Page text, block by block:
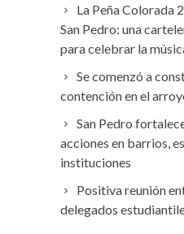
La Peña Colorada
San Pedro: una
para celebrar la
Se comenzó a
contención en el
San Pedro
acciones en barrios,
instituciones
Positiva reunión
delegados